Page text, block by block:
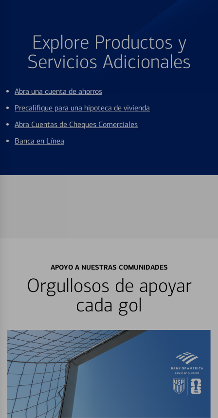
Explore Productos y
Servicios Adicionales
Abra una cuenta de ahorros
Precalifique para una hipoteca de vivienda
Abra Cuentas de Cheques Comerciales
Banca en Línea
APOYO A NUESTRAS COMUNIDADES
Orgullosos de apoyar
cada gol